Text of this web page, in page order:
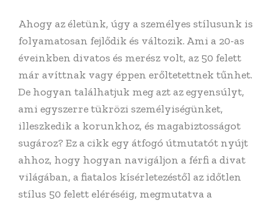
Ahogy az életünk, úgy a személyes stílusunk is
folyamatosan fejlődik és változik. Ami a 20-as
éveinkben divatos és merész volt, az 50 felett
már avíttnak vagy éppen erőltetettnek tűnhet.
De hogyan találhatjuk meg azt az egyensúlyt,
ami egyszerre tükrözi személyiségünket,
illeszkedik a korunkhoz, és magabiztosságot
sugároz? Ez a cikk egy átfogó útmutatót nyújt
ahhoz, hogy hogyan navigáljon a férfi a divat
világában, a fiatalos kísérletezéstől az időtlen
stílus 50 felett eléréséig, megmutatva a